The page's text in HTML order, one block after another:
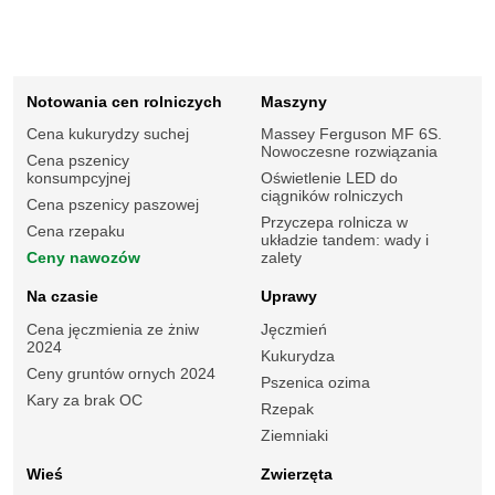
Notowania cen rolniczych
Cena kukurydzy suchej
Cena pszenicy
konsumpcyjnej
Cena pszenicy paszowej
Cena rzepaku
Ceny nawozów
Maszyny
Massey Ferguson MF 6S.
Nowoczesne rozwiązania
Oświetlenie LED do
ciągników rolniczych
Przyczepa rolnicza w
układzie tandem: wady i
zalety
Na czasie
Cena jęczmienia ze żniw
2024
Ceny gruntów ornych 2024
Kary za brak OC
Uprawy
Jęczmień
Kukurydza
Pszenica ozima
Rzepak
Ziemniaki
Wieś Zwierzęta